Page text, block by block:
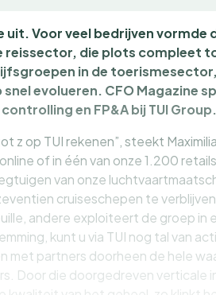
Voor veel bedrijven vormde
reissector, die plots compleet
in de
evolueren. CFO Magazine
en FP&A bij TUI Group.
z op TUI rekenen”, steekt
of in één van onze 1.200
van onze
cruiseschepen te
andere exploiteert de groep in
kunt u via TUI nog tal van
met partners doorheen de hele
Door die doorgedreven verticale